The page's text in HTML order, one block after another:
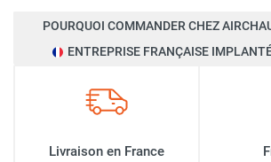
POURQUOI COMMANDER CHEZ
ENTREPRISE FRANÇAISE
Livraison en France